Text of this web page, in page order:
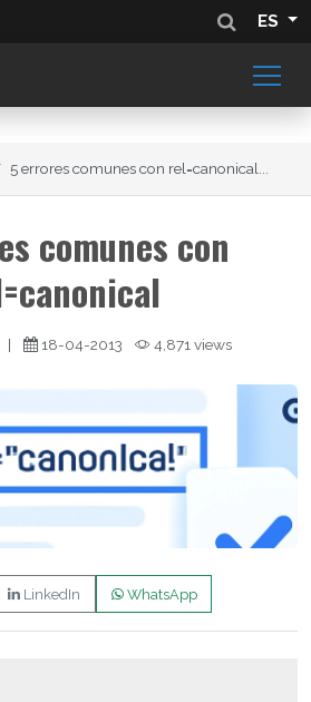
ES
5 errores comunes con rel=canonical...
comunes con
| 18-04-2013 4,871 views
LinkedIn WhatsApp